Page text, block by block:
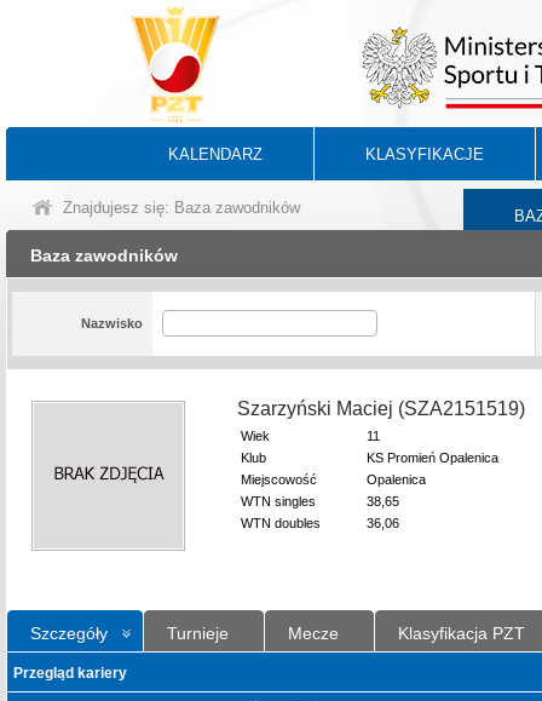
KALENDARZ KLASYFIKACJE
Znajdujesz się: Baza zawodników
Baza zawodników
Nazwisko
Szarzyński Maciej (SZA2151519)
Wiek
11
Klub
KS Promień Opalenica
Miejscowość
Opalenica
WTN singles
38,65
WTN doubles
36,06
Szczegóły Turnieje Mecze Klasyfikacja PZT
Przegląd kariery